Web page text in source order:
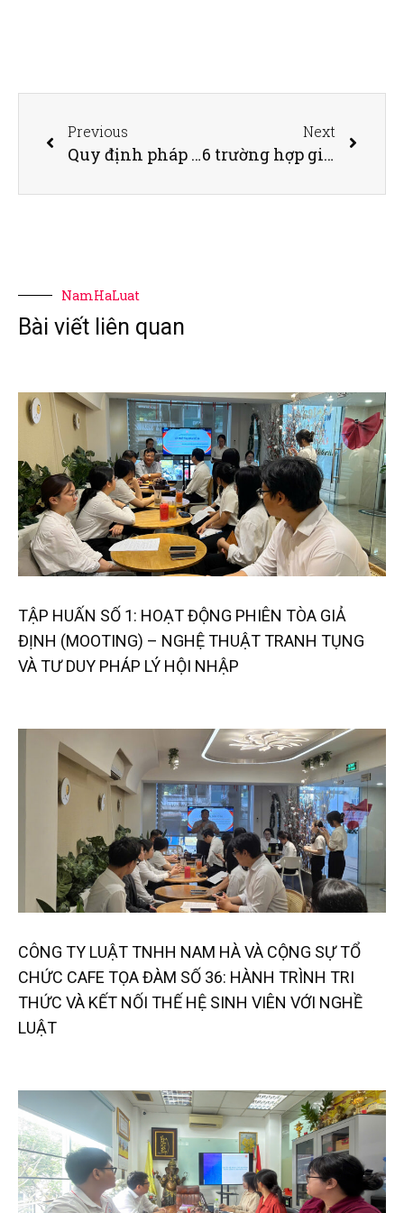
Previous
Quy định pháp luật về hành vi cạnh tranh không lành mạnh và việc tuân thủ pháp luật cạnh tranh trong các giao dịch M&A
Next
6 trường hợp giá đất được trừ để tính thuế giá trị gia tăng
NamHaLuat
Bài viết liên quan
TẬP HUẤN SỐ 1: HOẠT ĐỘNG PHIÊN TÒA GIẢ
ĐỊNH (MOOTING) – NGHỆ THUẬT TRANH TỤNG
VÀ TƯ DUY PHÁP LÝ HỘI NHẬP
CÔNG TY LUẬT TNHH NAM HÀ VÀ CỘNG SỰ TỔ
CHỨC CAFE TỌA ĐÀM SỐ 36: HÀNH TRÌNH TRI
THỨC VÀ KẾT NỐI THẾ HỆ SINH VIÊN VỚI NGHỀ
LUẬT